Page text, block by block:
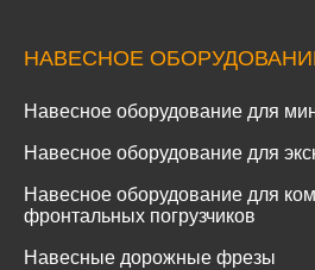
НАВЕСНОЕ
Навесное оборудование для
Навесное оборудование для
Навесное оборудование для
фронтальных погрузчиков
Навесные дорожные фрезы